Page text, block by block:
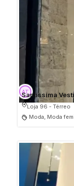
Santissima
Loja 96 - Térreo
Moda, Moda